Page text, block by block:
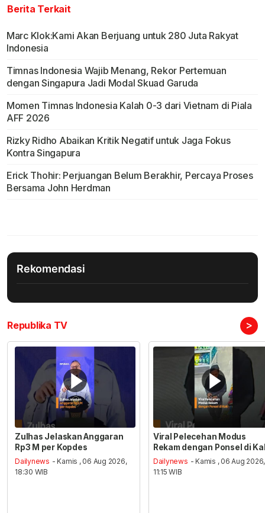
Berita Terkait
Marc Klok:Kami Akan Berjuang untuk 280 Juta Rakyat
Indonesia
Timnas Indonesia Wajib Menang, Rekor Pertemuan
dengan Singapura Jadi Modal Skuad Garuda
Momen Timnas Indonesia Kalah 0-3 dari Vietnam di Piala
AFF 2026
Rizky Ridho Abaikan Kritik Negatif untuk Jaga Fokus
Kontra Singapura
Erick Thohir: Perjuangan Belum Berakhir, Percaya Proses
Bersama John Herdman
Rekomendasi
Republika TV >
Zulhas Jelaskan Anggaran
Rp3 M per Kopdes
Dailynews - Kamis , 06 Aug 2026,
18:30 WIB
Viral Pelecehan Modus
Rekam dengan Ponsel di
Dailynews - Kamis , 06 Aug 2026,
11:15 WIB